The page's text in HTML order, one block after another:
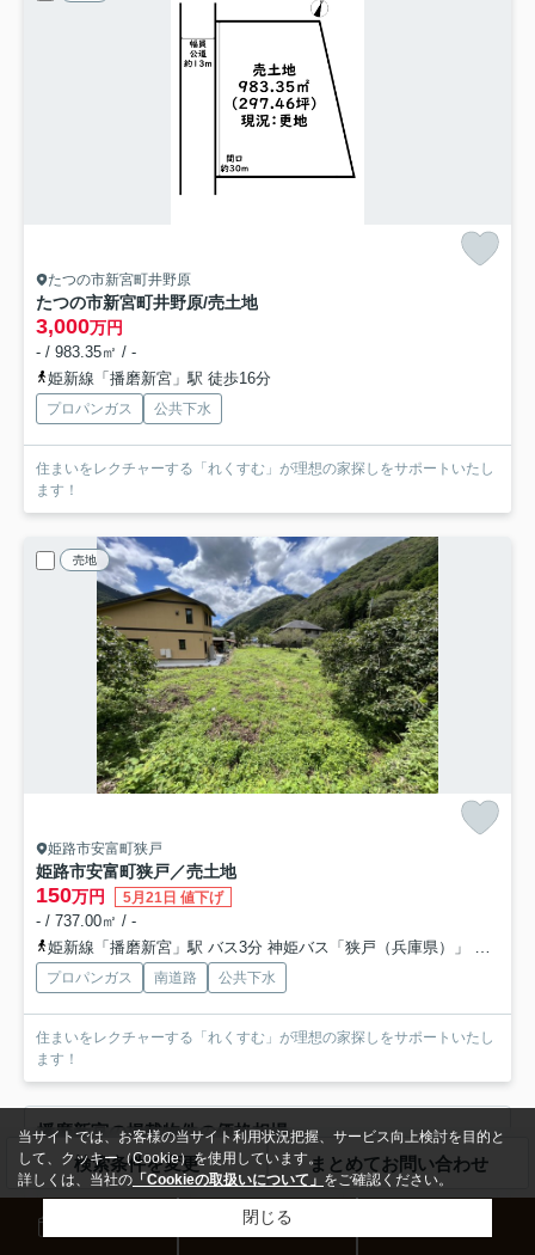
たつの市新宮町井野原
たつの市新宮町井野原/売土地
3,000万円
- / 983.35㎡ / -
姫新線「播磨新宮」駅 徒歩16分
プロパンガス 公共下水
住まいをレクチャーする「れくすむ」が理想の家探しをサポートいたし
ます！
売地
姫路市安富町狭戸
姫路市安富町狭戸／売土地
150万円 5月21日 値下げ
- / 737.00㎡ / -
姫新線「播磨新宮」駅 バス3分 神姫バス「狭戸（兵庫県）」 停歩4分
プロパンガス 南道路 公共下水
住まいをレクチャーする「れくすむ」が理想の家探しをサポートいたし
ます！
播磨新宮の掲載物件の価格相場
価格相場 空室件数
-
検索条件を変更 まとめてお問い合わせ
お問い合わせ
当サイトでは、お客様の当サイト利用状況把握、サービス向上検討を目的と
して、クッキー（Cookie）を使用しています。
詳しくは、当社の 「Cookieの取扱いについて」 をご確認ください。
閉じる